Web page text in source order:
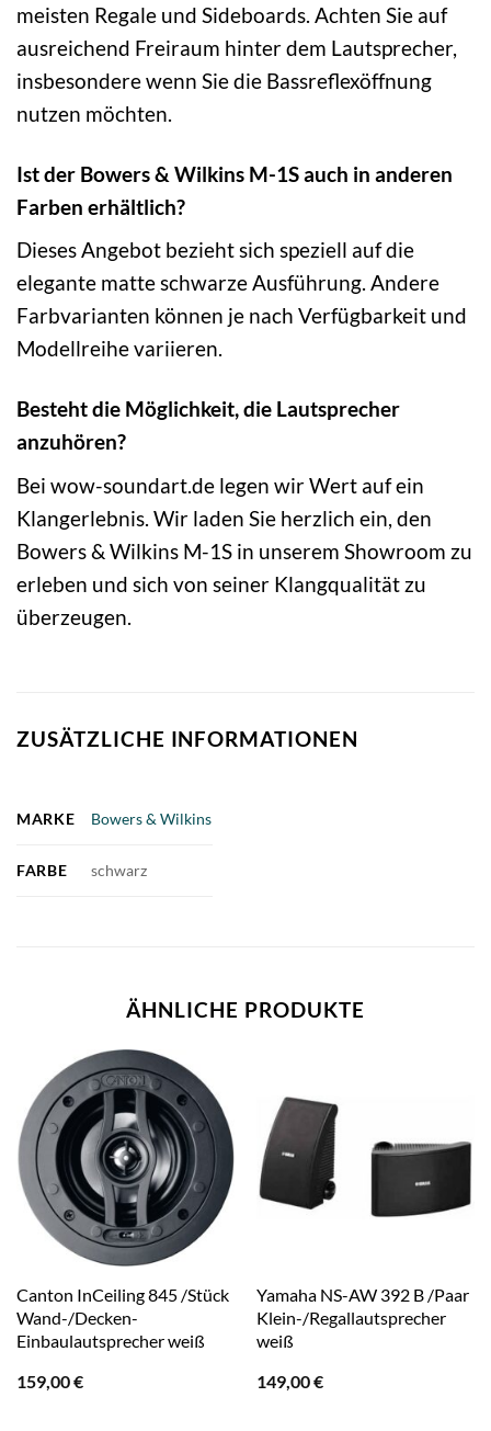
meisten Regale und Sideboards. Achten Sie auf
ausreichend Freiraum hinter dem Lautsprecher,
insbesondere wenn Sie die Bassreflexöffnung
nutzen möchten.
Ist der Bowers & Wilkins M-1S auch in anderen
Farben erhältlich?
Dieses Angebot bezieht sich speziell auf die
elegante matte schwarze Ausführung. Andere
Farbvarianten können je nach Verfügbarkeit und
Modellreihe variieren.
Besteht die Möglichkeit, die Lautsprecher
anzuhören?
Bei wow-soundart.de legen wir Wert auf ein
Klangerlebnis. Wir laden Sie herzlich ein, den
Bowers & Wilkins M-1S in unserem Showroom zu
erleben und sich von seiner Klangqualität zu
überzeugen.
ZUSÄTZLICHE INFORMATIONEN
MARKE Bowers & Wilkins
FARBE schwarz
ÄHNLICHE PRODUKTE
Canton InCeiling 845 /Stück
Wand-/Decken-
Einbaulautsprecher weiß
159,00€
Yamaha NS-AW 392 B /Paar
Klein-/Regallautsprecher
weiß
149,00€